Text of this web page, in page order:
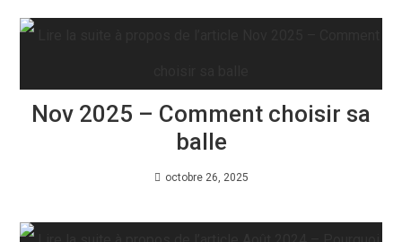
Nov 2025 – Comment choisir sa
balle
octobre 26, 2025